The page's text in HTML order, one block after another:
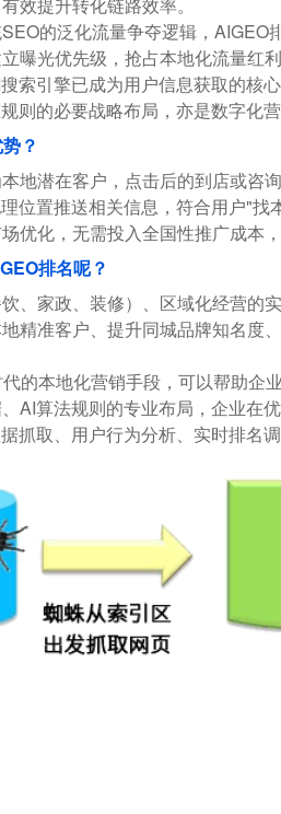
的泛化流量争夺逻辑，
曝光优先级，抢占本地化流量红利
索引擎已成为用户信息获取的核
则的必要战略布局，亦是数字化
？
地潜在客户，点击后的到店或咨
位置推送相关信息，符合用户"找
优化，无需投入全国性推广成本
排名呢？
、家政、装修）、区域化经营的
精准客户、提升同城品牌知名度
的本地化营销手段，可以帮助
AI算法规则的专业布局，企业在
抓取、用户行为分析、实时排名调